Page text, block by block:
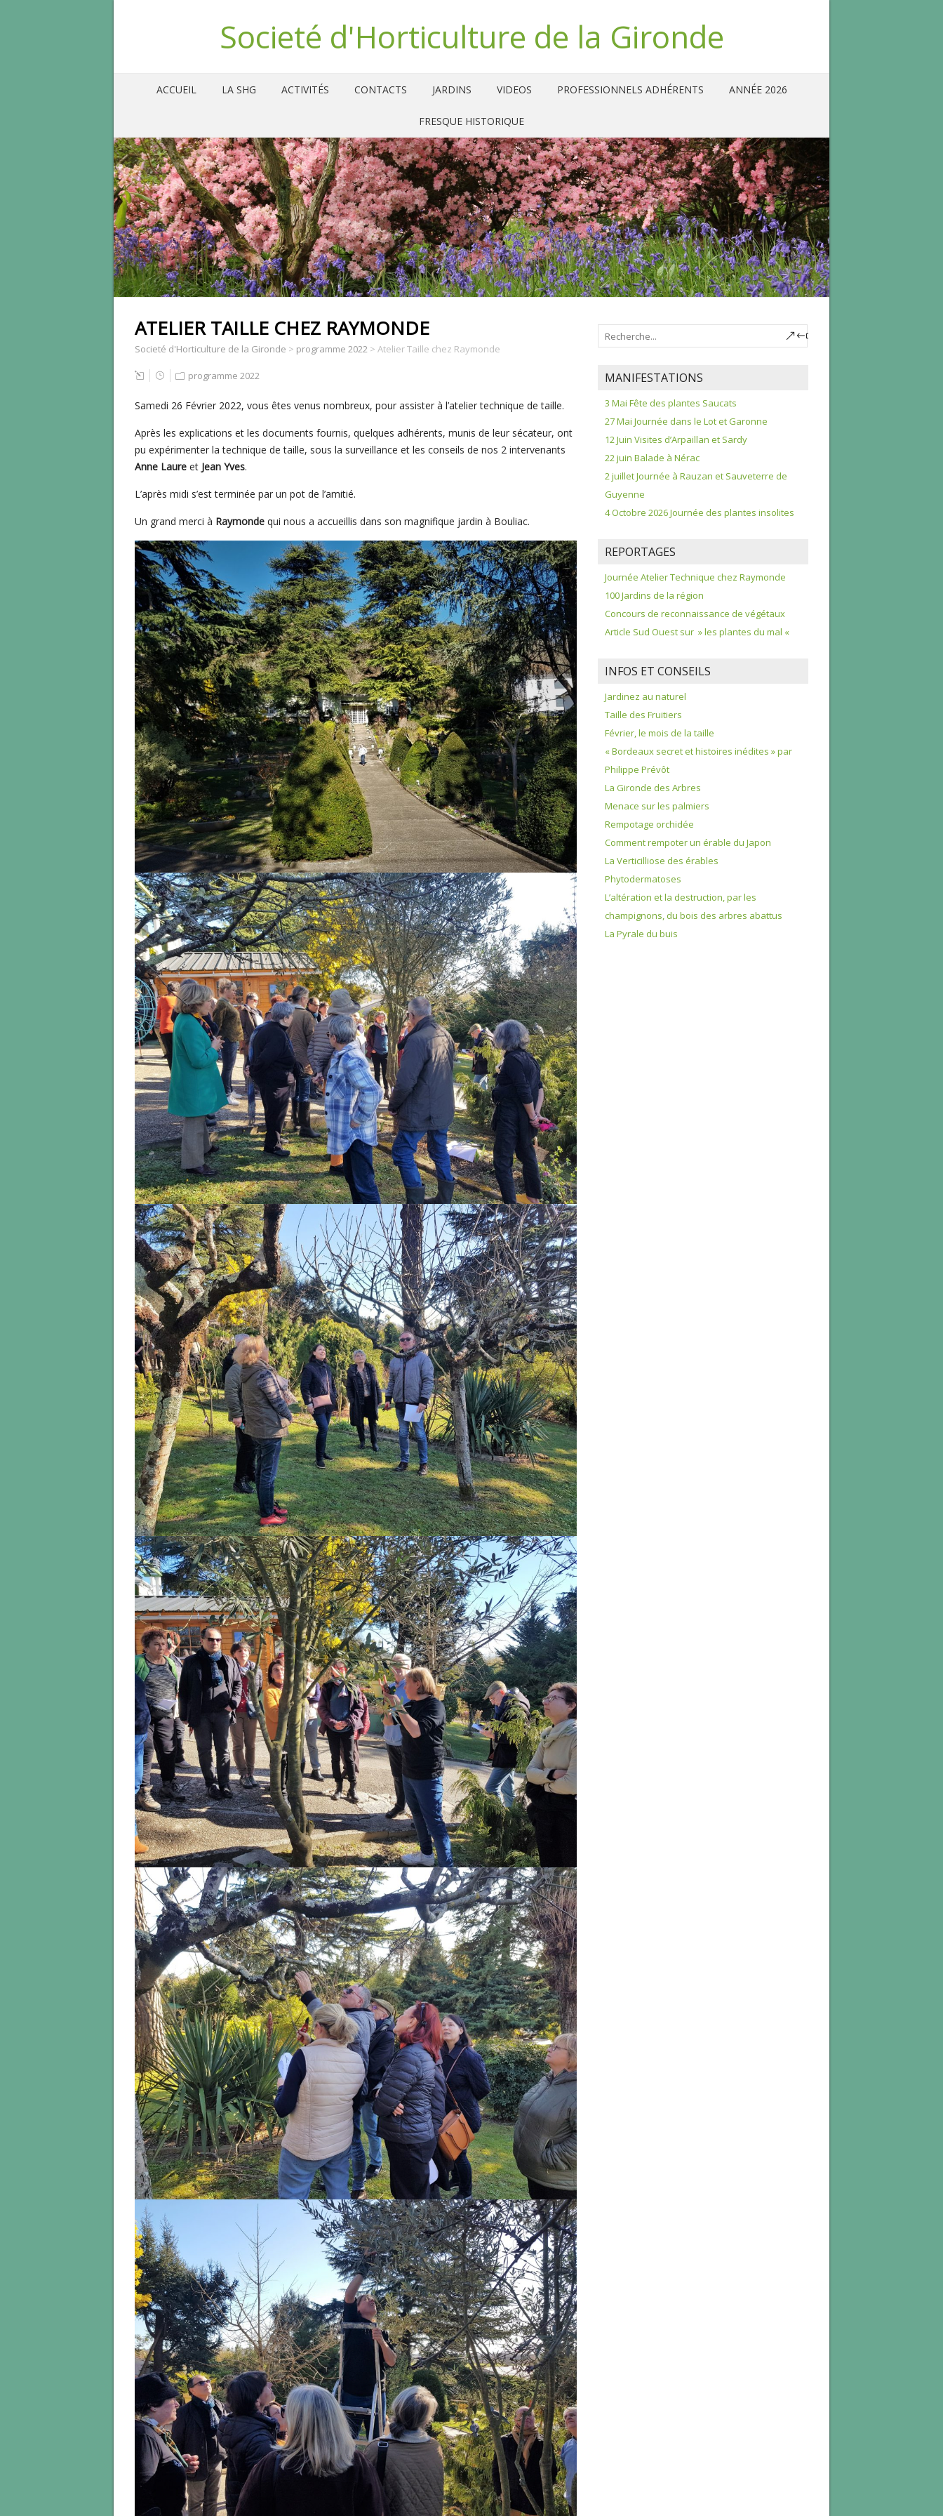
Societé d'Horticulture de la Gironde
ACCUEIL LA SHG ACTIVITÉS CONTACTS JARDINS VIDEOS PROFESSIONNELS ADHÉRENTS ANNÉE 2026
FRESQUE HISTORIQUE
ATELIER TAILLE CHEZ RAYMONDE
Societé d'Horticulture de la Gironde > programme 2022 > Atelier Taille chez Raymonde
programme 2022
Samedi 26 Février 2022, vous êtes venus nombreux, pour assister à l’atelier technique de taille.
Après les explications et les documents fournis, quelques adhérents, munis de leur sécateur, ont
pu expérimenter la technique de taille, sous la surveillance et les conseils de nos 2 intervenants
Anne Laure et Jean Yves.
L’après midi s’est terminée par un pot de l’amitié.
Un grand merci à Raymonde qui nous a accueillis dans son magnifique jardin à Bouliac.
MANIFESTATIONS
3 Mai Fête des plantes Saucats
27 Mai Journée dans le Lot et Garonne
12 Juin Visites d’Arpaillan et Sardy
22 juin Balade à Nérac
2 juillet Journée à Rauzan et Sauveterre de
Guyenne
4 Octobre 2026 Journée des plantes insolites
REPORTAGES
Journée Atelier Technique chez Raymonde
100 Jardins de la région
Concours de reconnaissance de végétaux
Article Sud Ouest sur » les plantes du mal «
INFOS ET CONSEILS
Jardinez au naturel
Taille des Fruitiers
Février, le mois de la taille
« Bordeaux secret et histoires inédites » par
Philippe Prévôt
La Gironde des Arbres
Menace sur les palmiers
Rempotage orchidée
Comment rempoter un érable du Japon
La Verticilliose des érables
Phytodermatoses
L’altération et la destruction, par les
champignons, du bois des arbres abattus
La Pyrale du buis